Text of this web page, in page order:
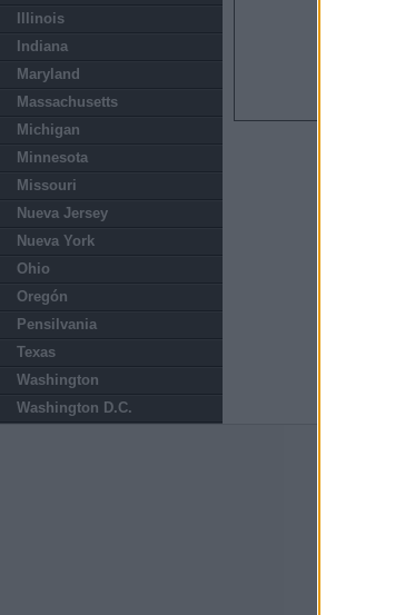
Illinois
Indiana
Maryland
Massachusetts
Michigan
Minnesota
Missouri
Nueva Jersey
Nueva York
Ohio
Oregón
Pensilvania
Texas
Washington
Washington D.C.